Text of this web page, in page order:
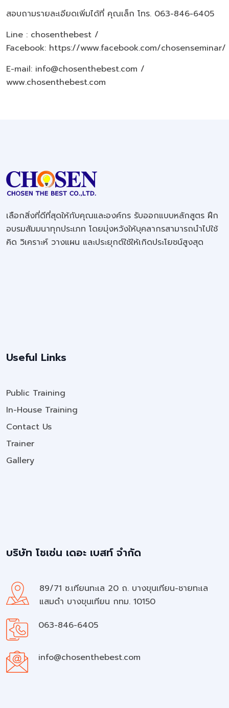
สอบถามรายละเอียดเพิ่มได้ที่ คุณเล็ก โทร. 063-846-6405
Line : chosenthebest /
Facebook: https://www.facebook.com/chosenseminar/
E-mail: info@chosenthebest.com /
www.chosenthebest.com
เลือกสิ่งที่ดีที่สุดให้กับคุณและองค์กร รับออกแบบหลักสูตร ฝึก
อบรมสัมมนาทุกประเภท โดยมุ่งหวังให้บุคลากรสามารถนำไปใช้
คิด วิเคราะห์ วางแผน และประยุกต์ใช้ให้เกิดประโยชน์สูงสุด
Useful Links
Public Training
In-House Training
Contact Us
Trainer
Gallery
บริษัท โชเซ่น เดอะ เบสท์ จำกัด
89/71 ซ.เทียนทะเล 20 ถ. บางขุนเทียน-ชายทะเล
แสมดำ บางขุนเทียน กทม. 10150
063-846-6405
info@chosenthebest.com